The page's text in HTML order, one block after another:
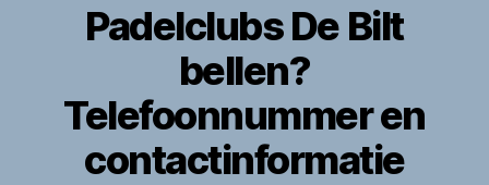
Padelclubs De Bilt
bellen?
Telefoonnummer en
contactinformatie